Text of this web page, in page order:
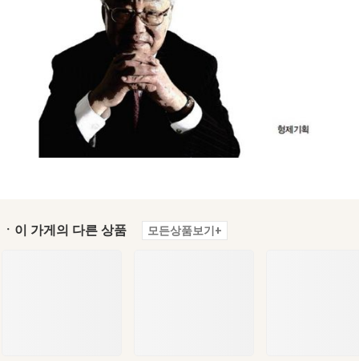
ㆍ이 가게의 다른 상품 모든상품보기+